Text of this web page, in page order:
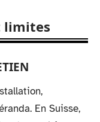
limites
En Suisse,